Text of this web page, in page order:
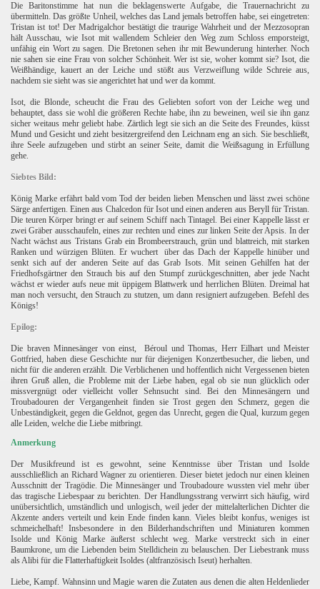
Die Baritonstimme hat nun die beklagenswerte Aufgabe, die Trauernachricht zu
übermitteln. Das größte Unheil, welches das Land jemals betroffen habe, sei eingetreten:
Tristan ist tot! Der Madrigalchor bestätigt die traurige Wahrheit und der Mezzosopran
hält Ausschau, wie Isot mit wallendem Schleier den Weg zum Schloss emporsteigt,
unfähig ein Wort zu sagen. Die Bretonen sehen ihr mit Bewunderung hinterher. Noch
nie sahen sie eine Frau von solcher Schönheit. Wer ist sie, woher kommt sie? Isot, die
Weißhändige, kauert an der Leiche und stößt aus Verzweiflung wilde Schreie aus,
nachdem sie sieht was sie angerichtet hat und wer da kommt.
Isot, die Blonde, scheucht die Frau des Geliebten sofort von der Leiche weg und
behauptet, dass sie wohl die größeren Rechte habe, ihn zu beweinen, weil sie ihn ganz
sicher weitaus mehr geliebt habe. Zärtlich legt sie sich an die Seite des Freundes, küsst
Mund und Gesicht und zieht besitzergreifend den Leichnam eng an sich. Sie beschließt,
ihre Seele aufzugeben und stirbt an seiner Seite, damit die Weißsagung in Erfüllung
gehe.
Siebtes Bild:
König Marke erfährt bald vom Tod der beiden lieben Menschen und lässt zwei schöne
Särge anfertigen. Einen aus Chalcedon für Isot und einen anderen aus Beryll für Tristan.
Die teuren Körper bringt er auf seinem Schiff nach Tintagel. Bei einer Kappelle lässt er
zwei Gräber ausschaufeln, eines zur rechten und eines zur linken Seite der Apsis. In der
Nacht wächst aus Tristans Grab ein Brombeerstrauch, grün und blattreich, mit starken
Ranken und würzigen Blüten. Er wuchert
über das Dach der Kappelle hinüber und
senkt sich auf der anderen Seite auf das Grab Isots. Mit seinen Gehilfen hat der
Friedhofsgärtner den Strauch bis auf den Stumpf zurückgeschnitten, aber jede Nacht
wächst er wieder aufs neue mit üppigem Blattwerk und herrlichen Blüten. Dreimal hat
man noch versucht, den Strauch zu stutzen, um dann resigniert aufzugeben. Befehl des
Königs!
Epilog:
Die braven Minnesänger von einst,
Béroul und Thomas, Herr Eilhart und Meister
Gottfried, haben diese Geschichte nur für diejenigen Konzertbesucher, die lieben, und
nicht für die anderen erzählt. Die Verblichenen und hoffentlich nicht Vergessenen bieten
ihren Gruß allen, die Probleme mit der Liebe haben, egal ob sie nun glücklich oder
missvergnügt oder vielleicht voller Sehnsucht sind. Bei den Minnesängern und
Troubadouren der Vergangenheit finden sie Trost gegen den Schmerz, gegen die
Unbeständigkeit, gegen die Geldnot, gegen das Unrecht, gegen die Qual, kurzum gegen
alle Leiden, welche die Liebe mitbringt.
Anmerkung
Der Musikfreund ist es gewohnt, seine Kenntnisse über Tristan und Isolde
ausschließlich an Richard Wagner zu orientieren. Dieser bietet jedoch nur einen kleinen
Ausschnitt der Tragödie. Die Minnesänger und Troubadoure wussten viel mehr über
das tragische Liebespaar zu berichten. Der Handlungsstrang verwirrt sich häufig, wird
unübersichtlich, umständlich und unlogisch, weil jeder der mittelalterlichen Dichter die
Akzente anders verteilt und kein Ende finden kann. Vieles bleibt konfus, weniges ist
schmeichelhaft! Insbesondere in den Bilderhandschriften und Miniaturen kommen
Isolde und König Marke äußerst schlecht weg. Marke verstreckt sich in einer
Baumkrone, um die Liebenden beim Stelldichein zu belauschen. Der Liebestrank muss
als Alibi für die Flatterhaftigkeit Isoldes (altfranzösisch Iseut) herhalten.
Liebe, Kampf. Wahnsinn und Magie waren die Zutaten aus denen die alten Heldenlieder